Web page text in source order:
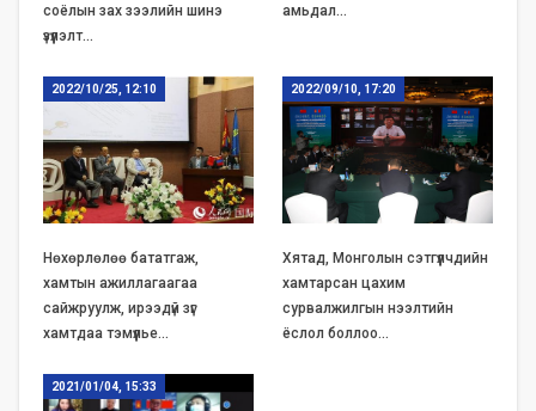
соёлын зах зээлийн шинэ
үзүүлэлт…
амьдал…
2022/10/25, 12:10
Нөхөрлөлөө бататгаж,
хамтын ажиллагаагаа
сайжруулж, ирээдүй зүг
хамтдаа тэмүүлье…
2022/09/10, 17:20
Хятад, Монголын сэтгүүлчдийн
хамтарсан цахим
сурвалжилгын нээлтийн
ёслол боллоо…
2021/01/04, 15:33